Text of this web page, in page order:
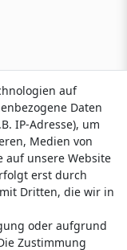
auf
Daten
IP-Adresse), um
Medien von
unsere Website
erst durch
Dritten, die wir in
oder aufgrund
Zustimmung
auf
Daten
IP-Adresse), um
Medien von
unsere Website
erst durch
Dritten, die wir in
oder aufgrund
Zustimmung